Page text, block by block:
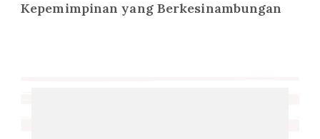
Kepemimpinan yang Berkesinambungan